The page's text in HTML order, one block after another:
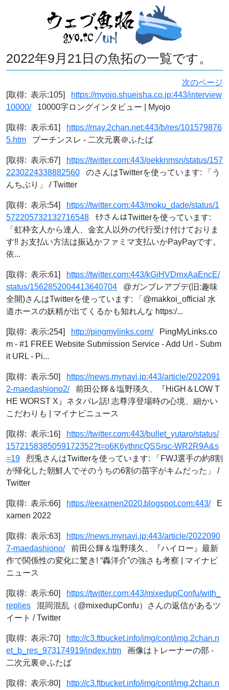
2022年9月21日の魚拓の一覧です。
次のページ
[取得: 表示:105]
https://myojo.shueisha.co.jp:443/interview
10000/10000字ロングインタビュー | Myojo
[取得: 表示:61]
https://may.2chan.net:443/b/res/101579876
5.htm プーチンスレ - 二次元裏＠ふたば
[取得: 表示:67]
https://twitter.com:443/oekknmsn/status/157
2230224338882560 のさんはTwitterを使っています: 「う
んちぶり」 / Twitter
[取得: 表示:54]
https://twitter.com:443/moku_dade/status/1
572205732132716548 ﾓｸさんはTwitterを使っています:
「虹枠玄人から達人、金玄人以外の代行受け付けておりま
す‼️ お支払い方法は振込かファミマ支払いかPayPayです。
依...
[取得: 表示:61]
https://twitter.com:443/kGiHVDrnxAaEncE/
status/1562852004413640704 @ガンブレアプデ(旧:趣味
全開)さんはTwitterを使っています: 「@makkoi_official 水
道ホースの妖精が出てくるかも知れんな https:/...
[取得: 表示:254] http://pingmylinks.com/PingMyLinks.co
m - #1 FREE Website Submission Service - Add Url - Subm
it URL - Pi...
[取得: 表示:50]
https://news.mynavi.jp:443/article/2022091
2-maedashiono2/前田公輝＆塩野瑛久、『HiGH＆LOW T
HE WORST X』ネタバレ話! 志尊淳登場時の心境、細かい
こだわりも | マイナビニュース
[取得: 表示:16]
https://twitter.com:443/bullet_yutaro/status/
1572158385059172352?t=o6K6ythncQSSrsc-WR2R9A&s
=19 烈兎さんはTwitterを使っています: 「FWJ選手の約8割
が帰化した朝鮮人でそのうちの6割の苗字がキムだった」 /
Twitter
[取得: 表示:66] https://eexamen2020.blogspot.com:443/E
xamen 2022
[取得: 表示:63]
https://news.mynavi.jp:443/article/2022090
7-maedashiono/前田公輝＆塩野瑛久、『ハイロー』最新
作で関係性の変化に驚き! “轟洋介”の強さも考察 | マイナビ
ニュース
[取得: 表示:60]
https://twitter.com:443/mixedupConfu/with_
replies 混同混乱（@mixedupConfu）さんの返信があるツ
イート / Twitter
[取得: 表示:70]
http://c3.ftbucket.info/img/cont/img.2chan.n
et_b_res_973174919/index.htm 画像はトレーナーの部 -
二次元裏＠ふたば
[取得: 表示:80]
http://c3.ftbucket.info/img/cont/img.2chan.n